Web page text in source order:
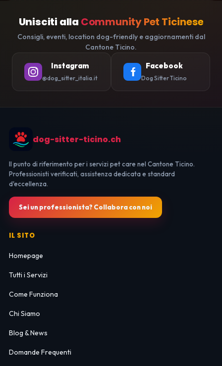
Unisciti alla Community Pet Ticinese
Consigli, eventi, location dog-friendly e aggiornamenti dal
Cantone Ticino.
Instagram
@dog_sitter_italia.it
Facebook
Dog Sitter Ticino
dog-sitter-ticino.ch
Il punto di riferimento per i servizi pet care nel Cantone Ticino.
Professionisti verificati, assistenza dedicata e standard
d'eccellenza.
Sei un professionista? Collabora con noi
IL SITO
Homepage
Tutti i Servizi
Come Funziona
Chi Siamo
Blog & News
Domande Frequenti